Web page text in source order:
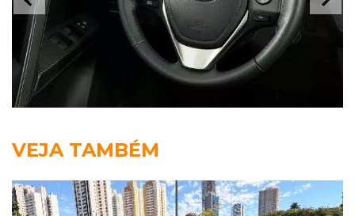
VEJA TAMBÉM